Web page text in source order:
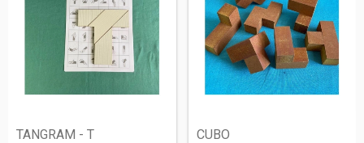
TANGRAM - T CUBO